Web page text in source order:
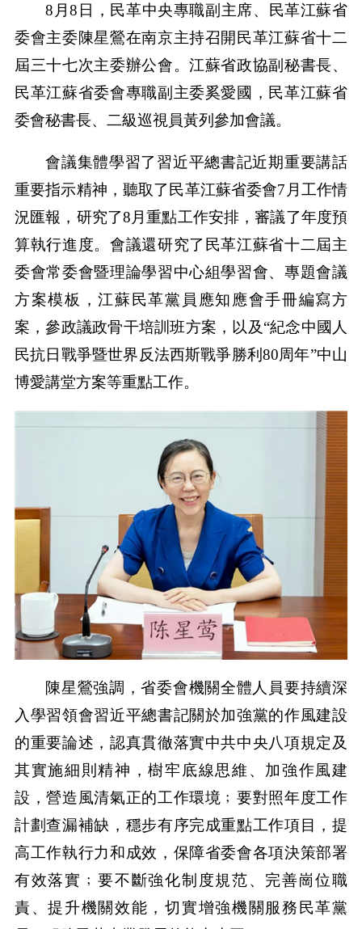
8月8日，民革中央專職副主席、民革江蘇省
委會主委陳星鶯在南京主持召開民革江蘇省十二
屆三十七次主委辦公會。江蘇省政協副秘書長、
民革江蘇省委會專職副主委奚愛國，民革江蘇省
委會秘書長、二級巡視員黃列參加會議。
會議集體學習了習近平總書記近期重要講話
重要指示精神，聽取了民革江蘇省委會7月工作情
況匯報，研究了8月重點工作安排，審議了年度預
算執行進度。會議還研究了民革江蘇省十二屆主
委會常委會暨理論學習中心組學習會、專題會議
方案模板，江蘇民革黨員應知應會手冊編寫方
案，參政議政骨干培訓班方案，以及“紀念中國人
民抗日戰爭暨世界反法西斯戰爭勝利80周年”中山
博愛講堂方案等重點工作。
陳星鶯強調，省委會機關全體人員要持續深
入學習領會習近平總書記關於加強黨的作風建設
的重要論述，認真貫徹落實中共中央八項規定及
其實施細則精神，樹牢底線思維、加強作風建
設，營造風清氣正的工作環境﹔要對照年度工作
計劃查漏補缺，穩步有序完成重點工作項目，提
高工作執行力和成效，保障省委會各項決策部署
有效落實﹔要不斷強化制度規范、完善崗位職
責、提升機關效能，切實增強機關服務民革黨